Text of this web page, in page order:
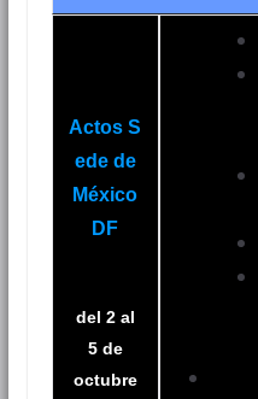
Actos S
ede de
México
DF
del 2 al
5 de
octubre